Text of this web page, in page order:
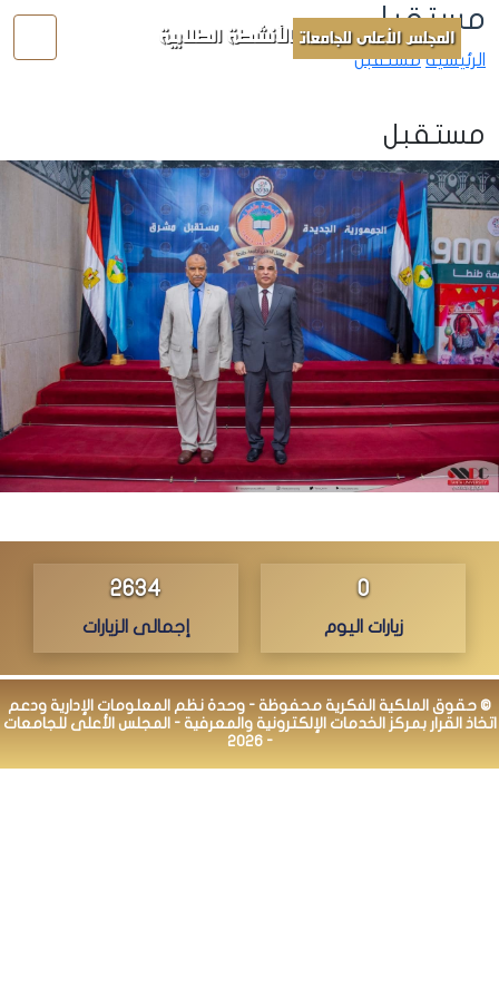
المجلس الأعلى للجامعات الأنشطة الطلابية مستقبل
الرئيسية مستقبل
مستقبل
0
زيارات اليوم
2704
إجمالى الزيارات
© حقوق الملكية الفكرية محفوظة - وحدة نظم المعلومات الإدارية ودعم
اتخاذ القرار بمركز الخدمات الإلكترونية والمعرفية - المجلس الأعلى للجامعات
- 2026